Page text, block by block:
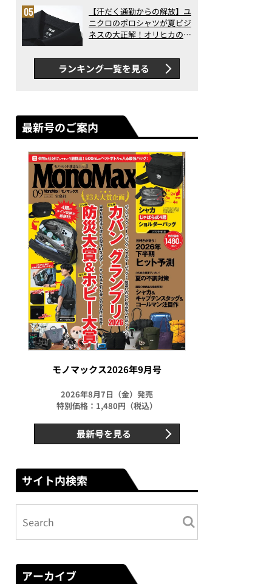
【汗だく通勤からの解放】ユ
ニクロのポロシャツが夏ビジ
ネスの大正解！オリヒカの透
涼しい顔で働ける超快適ウエ
アの実力
ランキング一覧を見る
最新号のご案内
モノマックス2026年9月号
2026年8月7日（金）発売
特別価格：1,480円（税込）
最新号を見る
サイト内検索
アーカイブ